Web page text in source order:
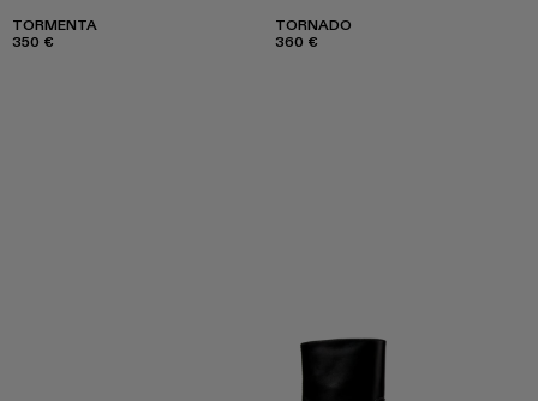
TORMENTA
350 €
TORNADO
360 €